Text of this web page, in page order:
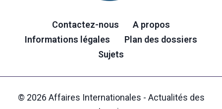
Contactez-nous
A propos
Informations légales
Plan des dossiers
Sujets
© 2026 Affaires Internationales - Actualités des